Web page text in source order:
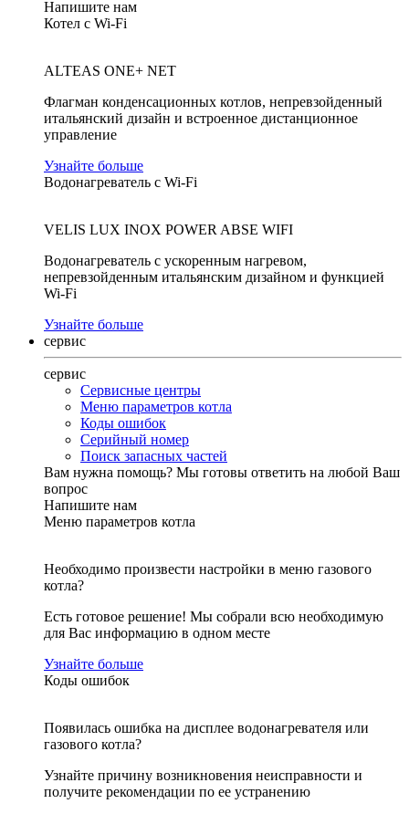
Напишите нам
Котел с Wi-Fi
ALTEAS ONE+ NET
Флагман конденсационных котлов, непревзойденный
итальянский дизайн и встроенное дистанционное
управление
Узнайте больше
Водонагреватель с Wi-Fi
VELIS LUX INOX POWER ABSE WIFI
Водонагреватель с ускоренным нагревом,
непревзойденным итальянским дизайном и функцией
Wi-Fi
Узнайте больше
сервис
сервис
Сервисные центры
Меню параметров котла
Коды ошибок
Серийный номер
Поиск запасных частей
Вам нужна помощь? Мы готовы ответить на любой Ваш
вопрос
Напишите нам
Меню параметров котла
Необходимо произвести настройки в меню газового
котла?
Есть готовое решение! Мы собрали всю необходимую
для Вас информацию в одном месте
Узнайте больше
Коды ошибок
Появилась ошибка на дисплее водонагревателя или
газового котла?
Узнайте причину возникновения неисправности и
получите рекомендации по ее устранению